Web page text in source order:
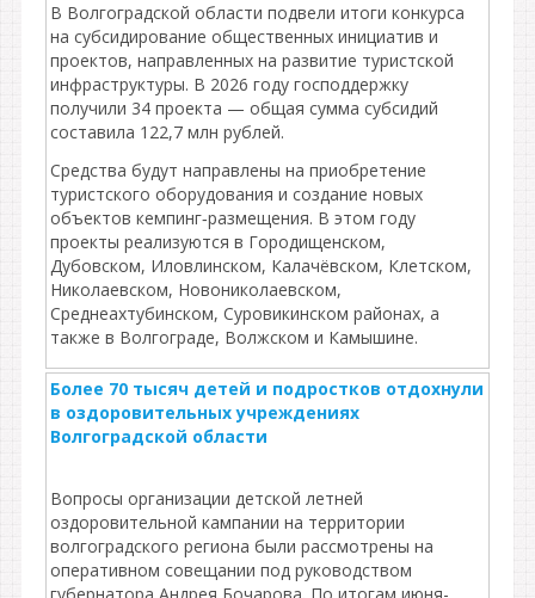
В Волгоградской области подвели итоги конкурса
на субсидирование общественных инициатив и
проектов, направленных на развитие туристской
инфраструктуры. В 2026 году господдержку
получили 34 проекта — общая сумма субсидий
составила 122,7 млн рублей.
Средства будут направлены на приобретение
туристского оборудования и создание новых
объектов кемпинг‑размещения. В этом году
проекты реализуются в Городищенском,
Дубовском, Иловлинском, Калачёвском, Клетском,
Николаевском, Новониколаевском,
Среднеахтубинском, Суровикинском районах, а
также в Волгограде, Волжском и Камышине.
Более 70 тысяч детей и подростков отдохнули
в оздоровительных учреждениях
Волгоградской области
Вопросы организации детской летней
оздоровительной кампании на территории
волгоградского региона были рассмотрены на
оперативном совещании под руководством